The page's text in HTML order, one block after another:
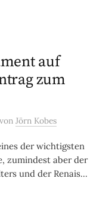
auf
zum
von Jörn Kobes
der wichtigsten
zumindest aber der
und der Renais...